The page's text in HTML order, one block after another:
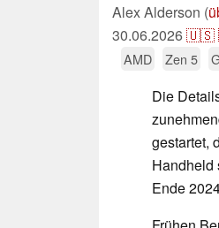
Alex Alderson (
30.06.2026🇺🇸
AMD Zen 5
Die
gestartet,
Handheld
Ende